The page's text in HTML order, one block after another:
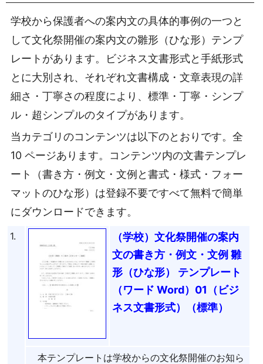
学校から保護者への案内文の具体的事例の一つと
して文化祭開催の案内文の雛形（ひな形）テンプ
レートがあります。ビジネス文書形式と手紙形式
とに大別され、それぞれ文書構成・文章表現の詳
細さ・丁寧さの程度により、標準・丁寧・シンプ
ル・超シンプルのタイプがあります。
当カテゴリのコンテンツは以下のとおりです。全
10 ページあります。コンテンツ内の文書テンプレ
ート（書き方・例文・文例と書式・様式・フォー
マットのひな形）は登録不要ですべて無料で簡単
にダウンロードできます。
1.
（学校）文化祭開催の案内
文の書き方・例文・文例 雛
形（ひな形） テンプレート
（ワード Word）01（ビジ
ネス文書形式）（標準）
本テンプレートは学校からの文化祭開催のお知ら